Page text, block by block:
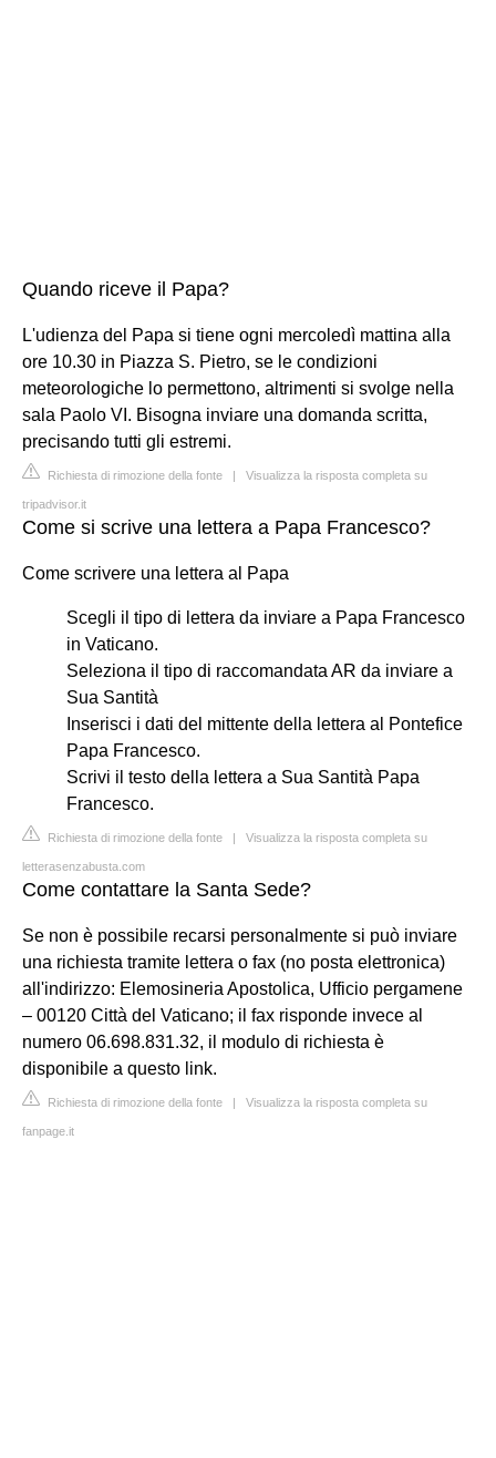
Quando riceve il Papa?
L'udienza del Papa si tiene ogni mercoledì mattina alla
ore 10.30 in Piazza S. Pietro, se le condizioni
meteorologiche lo permettono, altrimenti si svolge nella
sala Paolo VI. Bisogna inviare una domanda scritta,
precisando tutti gli estremi.
Richiesta di rimozione della fonte | Visualizza la risposta completa su
tripadvisor.it
Come si scrive una lettera a Papa Francesco?
Come scrivere una lettera al Papa
Scegli il tipo di lettera da inviare a Papa Francesco
in Vaticano.
Seleziona il tipo di raccomandata AR da inviare a
Sua Santità
Inserisci i dati del mittente della lettera al Pontefice
Papa Francesco.
Scrivi il testo della lettera a Sua Santità Papa
Francesco.
Richiesta di rimozione della fonte | Visualizza la risposta completa su
letterasenzabusta.com
Come contattare la Santa Sede?
Se non è possibile recarsi personalmente si può inviare
una richiesta tramite lettera o fax (no posta elettronica)
all'indirizzo: Elemosineria Apostolica, Ufficio pergamene
– 00120 Città del Vaticano; il fax risponde invece al
numero 06.698.831.32, il modulo di richiesta è
disponibile a questo link.
Richiesta di rimozione della fonte | Visualizza la risposta completa su
fanpage.it